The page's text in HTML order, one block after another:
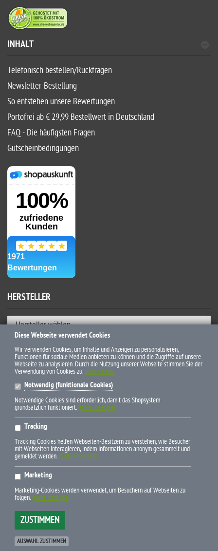
INHALT
Telefonisch bestellen/Rückfragen
Newsletter-Bestellung
So entstehen unsere Bewertungen
Portofrei ab € 29,99 Bestellwert in Deutschland
FAQ - Die häufigsten Fragen
Gutscheinbedingungen
HERSTELLER
Hersteller wählen
ZAHLUNGSWEISEN
* Alle Preise inkl. gesetzl. Mehrwertsteuer zzgl. Versandkosten und
ggf. Nachnahmegebühren, wenn nicht anders beschrieben
Newsletter-Bestellung
Telefon +49 (0) 79 45-9 43 95 24
xt:Commerce 6.6.10 Pro © 2025
Betreut durch:
Diese Webseite verwendet Cookies
Wir verwenden Cookies, um Inhalte und Anzeigen zu personalisieren,
Funktionen für soziale Medien anbieten zu können und die Zugriffe auf unsere
Webseite zu analysieren. Durch die Nutzung unserer Webseite stimmen Sie der
Verwendung von Cookies zu. Datenschutz
Notwendig (funktionale Cookies)
Notwendige Cookies sind erforderlich, damit das Shopsystem
grundsätzlich funktioniert.(mehr anzeigen)
Tracking
Tracking Cookies helfen Webseiten-Besitzern zu verstehen, wie Besucher
mit Webseiten interagieren, indem Informationen anonym gesammelt und
gemeldet werden.(mehr anzeigen)
Marketing
Marketing-Cookies werden verwendet, um Besuchern auf Webseiten zu
folgen.(mehr anzeigen)
ZUSTIMMEN
AUSWAHL ZUSTIMMEN